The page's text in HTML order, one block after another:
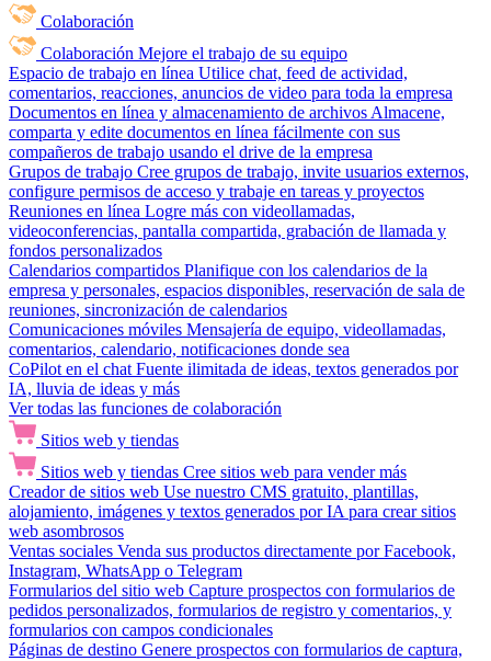
Colaboración
Colaboración Mejore el trabajo de su equipo
Espacio de trabajo en línea Utilice chat, feed de actividad,
comentarios, reacciones, anuncios de video para toda la empresa
Documentos en línea y almacenamiento de archivos Almacene,
comparta y edite documentos en línea fácilmente con sus
compañeros de trabajo usando el drive de la empresa
Grupos de trabajo Cree grupos de trabajo, invite usuarios externos,
configure permisos de acceso y trabaje en tareas y proyectos
Reuniones en línea Logre más con videollamadas,
videoconferencias, pantalla compartida, grabación de llamada y
fondos personalizados
Calendarios compartidos Planifique con los calendarios de la
empresa y personales, espacios disponibles, reservación de sala de
reuniones, sincronización de calendarios
Comunicaciones móviles Mensajería de equipo, videollamadas,
comentarios, calendario, notificaciones donde sea
CoPilot en el chat Fuente ilimitada de ideas, textos generados por
IA, lluvia de ideas y más
Ver todas las funciones de colaboración
Sitios web y tiendas
Sitios web y tiendas Cree sitios web para vender más
Creador de sitios web Use nuestro CMS gratuito, plantillas,
alojamiento, imágenes y textos generados por IA para crear sitios
web asombrosos
Ventas sociales Venda sus productos directamente por Facebook,
Instagram, WhatsApp o Telegram
Formularios del sitio web Capture prospectos con formularios de
pedidos personalizados, formularios de registro y comentarios, y
formularios con campos condicionales
Páginas de destino Genere prospectos con formularios de captura,